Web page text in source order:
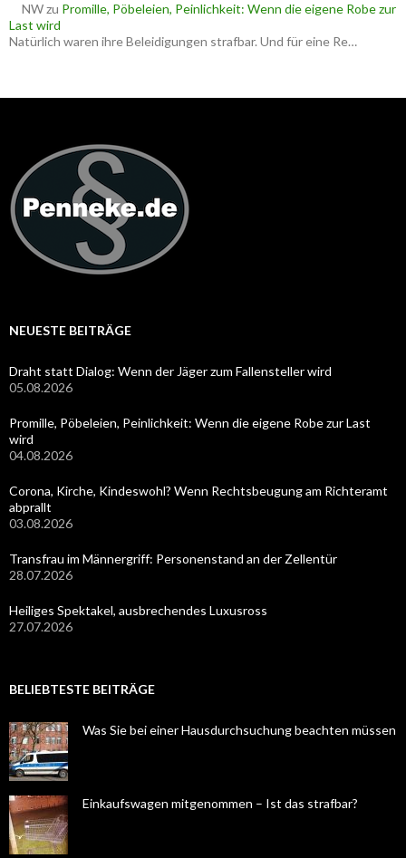
NWzu Promille, Pöbeleien, Peinlichkeit: Wenn die eigene Robe zur
Last wird
Natürlich waren ihre Beleidigungen strafbar. Und für eine Re…
NEUESTE BEITRÄGE
Draht statt Dialog: Wenn der Jäger zum Fallensteller wird
05.08.2026
Promille, Pöbeleien, Peinlichkeit: Wenn die eigene Robe zur Last
wird
04.08.2026
Corona, Kirche, Kindeswohl? Wenn Rechtsbeugung am Richteramt
abprallt
03.08.2026
Transfrau im Männergriff: Personenstand an der Zellentür
28.07.2026
Heiliges Spektakel, ausbrechendes Luxusross
27.07.2026
BELIEBTESTE BEITRÄGE
Was Sie bei einer Hausdurchsuchung beachten müssen
Einkaufswagen mitgenommen – Ist das strafbar?